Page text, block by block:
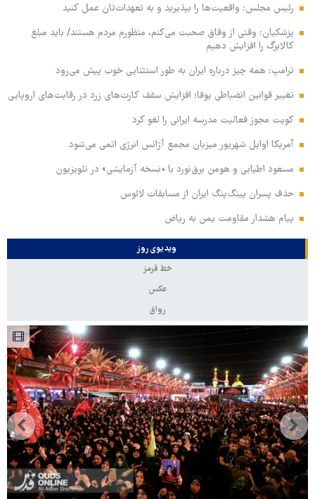
رئیس مجلس: واقعیت‌ها را بپذیرید و به تعهدات‌تان عمل کنید
پزشکیان: وقتی از وفاق صحبت می‌کنم، منظورم مردم هستند/ باید مبلغ
کالابرگ را افزایش دهیم
ترامپ: همه چیز درباره ایران به طور استثنایی خوب پیش می‌رود
تغییر قوانین انضباطی یوفا؛ افزایش سقف کارت‌های زرد در رقابت‌های اروپایی
کویت مجوز فعالیت مدرسه ایرانی را لغو کرد
آمریکا اوایل شهریور میزبان مجمع آژانس انرژی اتمی می‌شود
مسعود اطیابی و هومن برق‌نورد با «نسخه آزمایشی» در تلویزیون
حذف پسران پینگ‌پنگ ایران از مسابقات لائوس
پیام هشدار مقاومت یمن به ریاض
ویدیوی روز
خط قرمز
عکس
رواق
هماهنگی محور مقاومت، آمریکا را در منطقه درمانده